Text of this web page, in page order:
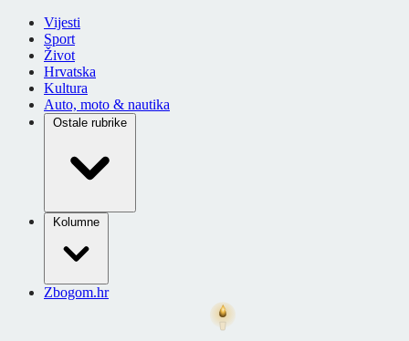
Vijesti
Sport
Život
Hrvatska
Kultura
Auto, moto & nautika
Ostale rubrike
Kolumne
Zbogom.hr